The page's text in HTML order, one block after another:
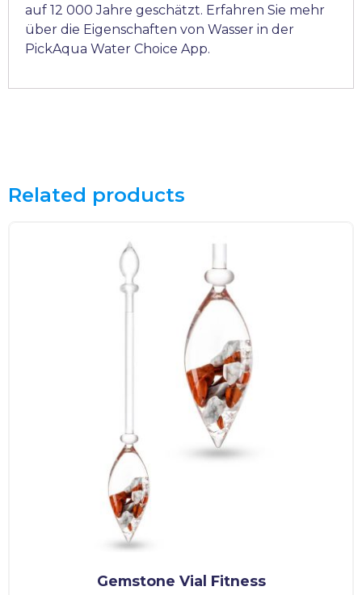
auf 12 000 Jahre geschätzt. Erfahren Sie mehr
über die Eigenschaften von Wasser in der
PickAqua Water Choice App.
Related products
Gemstone Vial Fitness